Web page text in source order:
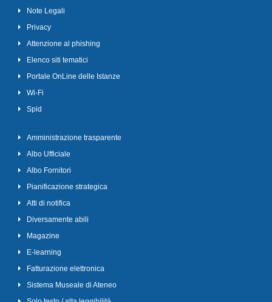
Note Legali
Privacy
Attenzione al phishing
Elenco siti tematici
Portale OnLine delle Istanze
Wi-Fi
Spid
Amministrazione trasparente
Albo Ufficiale
Albo Fornitori
Pianificazione strategica
Atti di notifica
Diversamente abili
Magazine
E-learning
Fatturazione elettronica
Sistema Museale di Ateneo